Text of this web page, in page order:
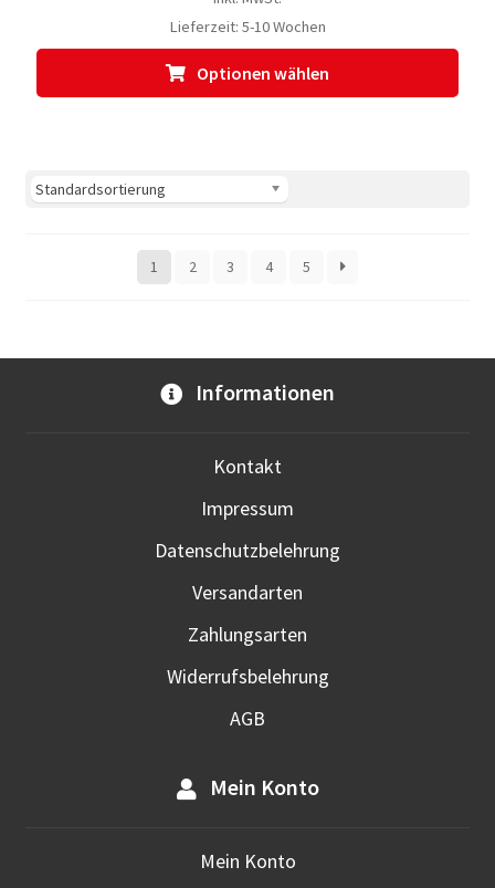
Lieferzeit: 5-10 Wochen
Optionen wählen
1 2 3 4 5
Informationen
Kontakt
Impressum
Datenschutzbelehrung
Versandarten
Zahlungsarten
Widerrufsbelehrung
AGB
Mein Konto
Mein Konto